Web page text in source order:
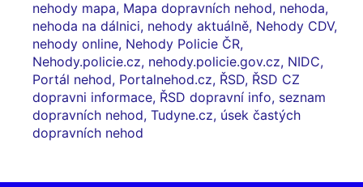
nehody mapa, Mapa dopravních nehod, nehoda,
nehoda na dálnici, nehody aktuálně, Nehody CDV,
nehody online, Nehody Policie ČR,
Nehody.policie.cz, nehody.policie.gov.cz, NIDC,
Portál nehod, Portalnehod.cz, ŘSD, ŘSD CZ
dopravni informace, ŘSD dopravní info, seznam
dopravních nehod, Tudyne.cz, úsek častých
dopravních nehod